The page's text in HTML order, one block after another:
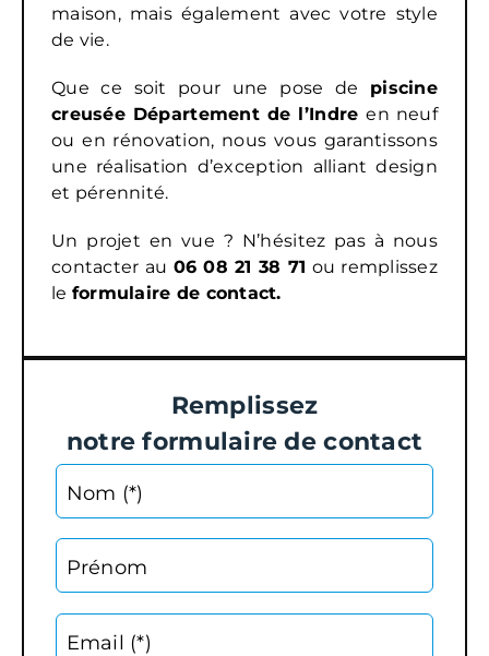
maison, mais également avec votre style
de vie.
Que ce soit pour une pose de piscine
creusée Département de l’Indreen neuf
ou en rénovation, nous vous garantissons
une réalisation d’exception alliant design
et pérennité.
Un projet en vue ? N’hésitez pas à nous
contacter au 06 08 21 38 71 ou remplissez
le formulaire de contact.
Remplissez
notre formulaire de contact
Nom (*)
Prénom
Email (*)